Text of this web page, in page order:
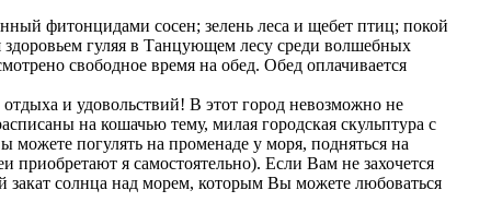
фитонцидами сосен; зелень леса и щебет птиц; покой
гуляя в Танцующем лесу среди волшебных
свободное время на обед. Обед оплачивается
и удовольствий! В этот город невозможно не
на кошачью тему, милая городская скульптура с
погулять на променаде у моря, подняться на
я самостоятельно). Если Вам не захочется
закат солнца над морем, которым Вы можете любоваться